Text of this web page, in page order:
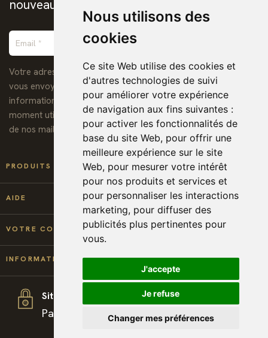
Nous utilisons des
cookies
Ce site Web utilise des cookies et
d'autres technologies de suivi
pour améliorer votre expérience
de navigation aux fins suivantes :
pour activer les fonctionnalités de
base du site Web, pour offrir une
meilleure expérience sur le site
Web, pour mesurer votre intérêt
pour nos produits et services et
pour personnaliser les interactions
marketing, pour diffuser des
publicités plus pertinentes pour
vous.
J'accepte
Je refuse
Changer mes préférences
nouveaux ebooks chrétiens
Votre adresse de messagerie est uniquement utilisée pour
vous envoyer notre lettre d'information ainsi que des
informations concernant nos activités. Vous pouvez à tout
moment utiliser le lien de désabonnement intégré dans chacun
de nos mails.
PRODUITS
AIDE
VOTRE COMPTE
INFORMATIONS
Site sécurisé
Paiement et téléchargement 100% sécurisé